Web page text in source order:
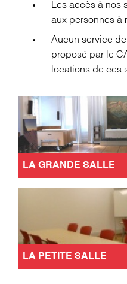
Les accès à nos
aux personnes à
Aucun service de
proposé par le
locations de ces
LA GRANDE SALLE
LA PETITE SALLE